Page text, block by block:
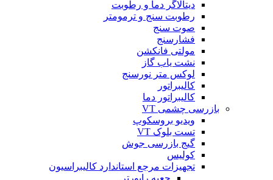
دیتالاگر دما و رطوبت
رطوبت سنج و ترمومتر
صوت سنج
فشارسنج
مولتی فانکشن
نشت یاب گاز
لوکس متر نورسنج
کالیبراتور
کالیبراتور دما
بازرسی چشمی VT
ویدیو بروسکوپ
تست بلوک VT
گیج بازرسی جوش
کولیس
تجهیزات مرجع استاندارد کالیبراسیون
جعبه راپورتر